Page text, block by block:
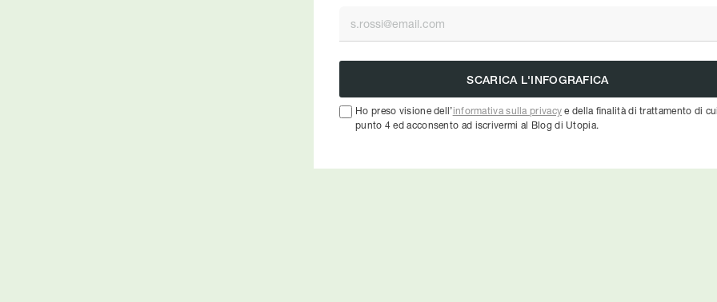
Ho preso visione dell’informativa sulla privacy e della finalità di trattamento di
punto 4 ed acconsento ad iscrivermi al Blog di Utopia.